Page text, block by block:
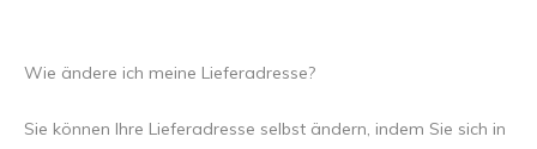
Wie ändere ich meine Lieferadresse?
Sie können Ihre Lieferadresse selbst ändern, indem Sie sich in